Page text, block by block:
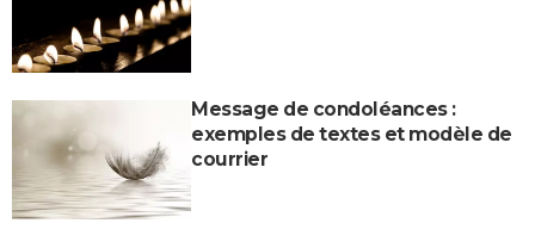
Message de condoléances :
exemples de textes et modèle de
courrier